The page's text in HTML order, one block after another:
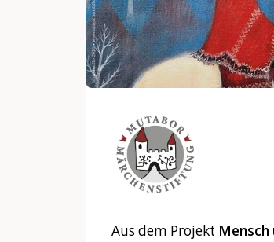
Aus dem Projekt Mensch